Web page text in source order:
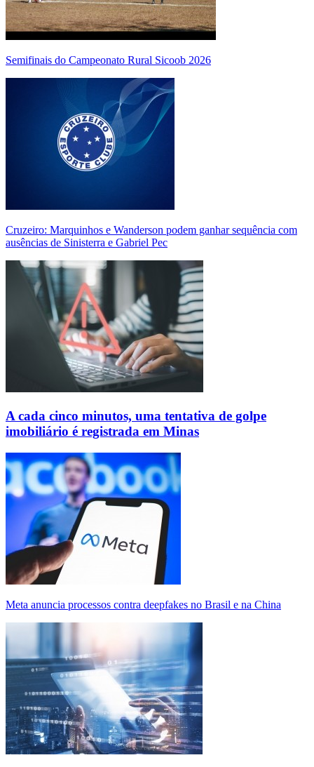
Semifinais do Campeonato Rural Sicoob 2026
Cruzeiro: Marquinhos e Wanderson podem ganhar sequência com
ausências de Sinisterra e Gabriel Pec
A cada cinco minutos, uma tentativa de golpe
imobiliário é registrada em Minas
Meta anuncia processos contra deepfakes no Brasil e na China